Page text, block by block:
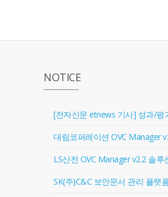
NOTICE
LS산전 OVC Manager v2.2 솔루